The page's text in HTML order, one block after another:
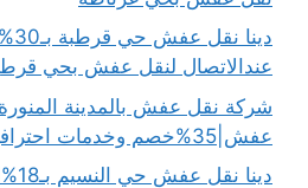
عندالاتصال لنقل عفش بحي
عفش|35%خصم وخدمات احترافية اتصل الان